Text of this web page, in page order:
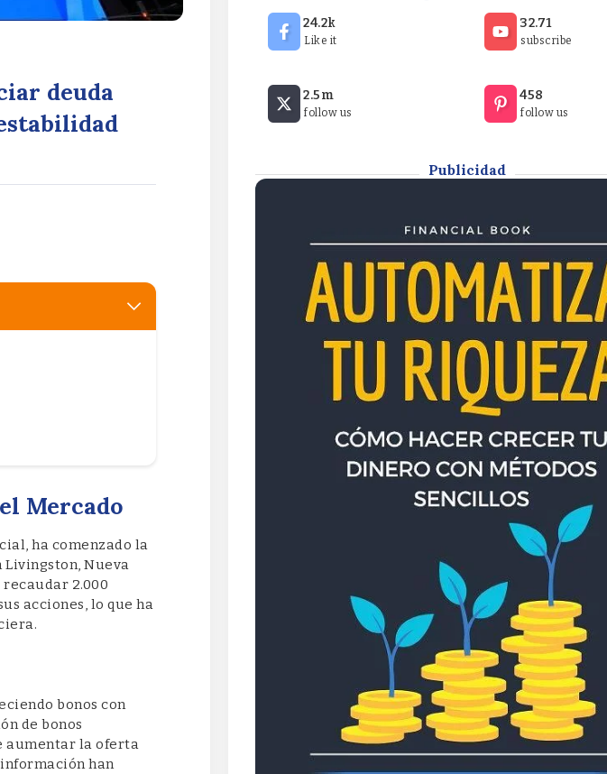
deuda
Mercado
ha comenzado la
Livingston, Nueva
2.000
acciones, lo que ha
bonos con
de bonos
aumentar la oferta
han
streakBitcoin ETFs draw $853.5M in five-
streak
XRP Ledger privacy vote targets $530M
marketXRP Ledger privacy vote targets
marketXRP Ledger privacy vote targets
24.2k
Like it
32.71
subscribe
2.5m
follow us
458
follow us
Publicidad